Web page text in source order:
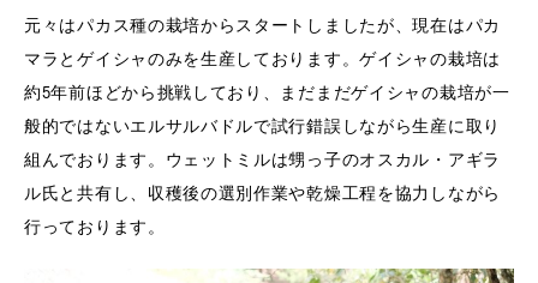
元々はパカス種の栽培からスタートしましたが、現在はパカ
マラとゲイシャのみを生産しております。ゲイシャの栽培は
約5年前ほどから挑戦しており、まだまだゲイシャの栽培が一
般的ではないエルサルバドルで試行錯誤しながら生産に取り
組んでおります。ウェットミルは甥っ子のオスカル・アギラ
ル氏と共有し、収穫後の選別作業や乾燥工程を協力しながら
行っております。